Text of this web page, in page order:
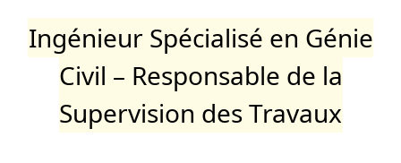
Ingénieur Spécialisé en Génie
Civil – Responsable de la
Supervision des Travaux